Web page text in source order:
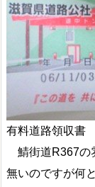
有料道路領収書
鯖街道R367の
無いのですが何